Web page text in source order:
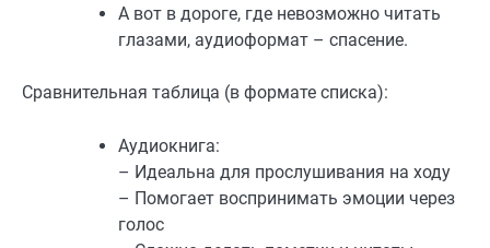
А вот в дороге, где невозможно читать
глазами, аудиоформат – спасение.
Сравнительная таблица (в формате списка):
Аудиокнига:
– Идеальна для прослушивания на ходу
– Помогает воспринимать эмоции через
голос